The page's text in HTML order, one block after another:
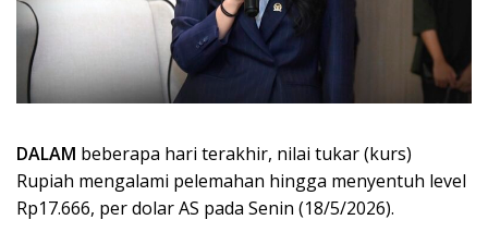
DALAM beberapa hari terakhir, nilai tukar (kurs)
Rupiah mengalami pelemahan hingga menyentuh level
Rp17.666, per dolar AS pada Senin (18/5/2026).